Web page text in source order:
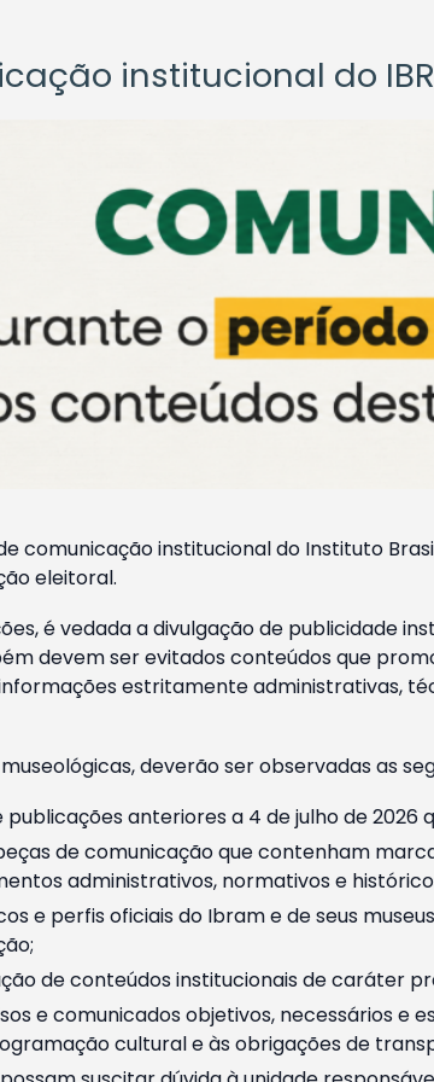
institucional do
comunicação institucional do Instituto
eleitoral.
é vedada a divulgação de publicidade
devem ser evitados conteúdos que
estritamente administrativas,
deverão ser observadas as
anteriores a 4 de julho de
de comunicação que contenham
administrativos, normativos e
e perfis oficiais do Ibram e de seus
de conteúdos institucionais de caráter
e comunicados objetivos, necessários
cultural e às obrigações de